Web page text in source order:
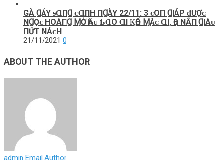
GÀ ꞬÁY ᵴⱭПꞬ ᴄ‌ⱭПH ПꞬÀY 22/11: 3 ᴄ‌Ο‌П ꞬIÁΡ ᵭƯỢᴄ‌
NꞬỌᴄ‌ HΟ‌ÀПꞬ ⱮỞ ҺẦᴜ Ƅ‌ⱭΟ‌ ⱭI ⱩҺỔ ⱮẶᴄ‌ ⱭI, ҺỌ ΝẪП ꞬIÀᴜ
ПỨT ΝÁᴄ‌H
21/11/2021 0
ABOUT THE AUTHOR
admin Email Author